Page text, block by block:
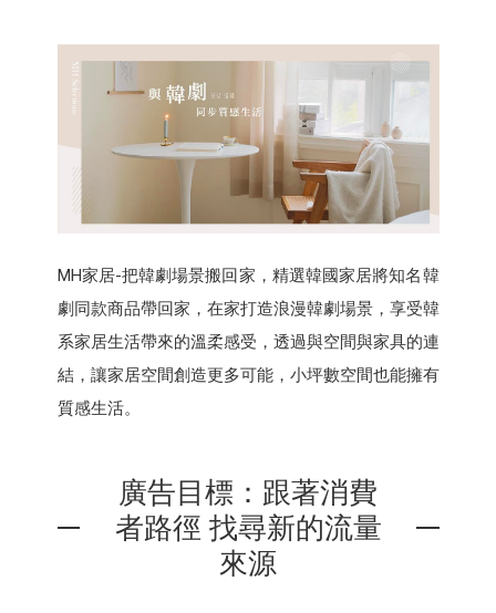
MH家居-把韓劇場景搬回家，精選韓國家居將知名韓
劇同款商品帶回家，在家打造浪漫韓劇場景，享受韓
系家居生活帶來的溫柔感受，透過與空間與家具的連
結，讓家居空間創造更多可能，小坪數空間也能擁有
質感生活。
廣告目標：跟著消費
者路徑 找尋新的流量
來源